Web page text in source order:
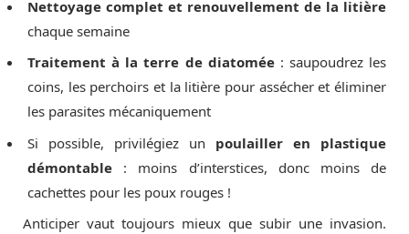
Nettoyage complet et renouvellement de la litière
chaque semaine
Traitement à la terre de diatomée: saupoudrez les
coins, les perchoirs et la litière pour assécher et éliminer
les parasites mécaniquement
Si possible, privilégiez un poulailler en plastique
démontable : moins d’interstices, donc moins de
cachettes pour les poux rouges !
Anticiper vaut toujours mieux que subir une invasion.